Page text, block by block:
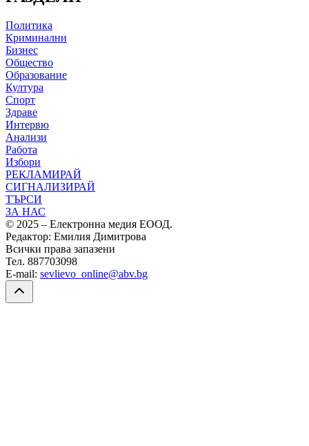
Политика
Криминални
Бизнес
Общество
Образование
Култура
Спорт
Здраве
Интервю
Анализи
Работа
Избори
РЕКЛАМИРАЙ
СИГНАЛИЗИРАЙ
ТЪРСИ
ЗА НАС
© 2025 – Електронна медия ЕООД.
Редактор: Емилия Димитрова
Всички права запазени
Тел. 887703098
E-mail: sevlievo_online@abv.bg